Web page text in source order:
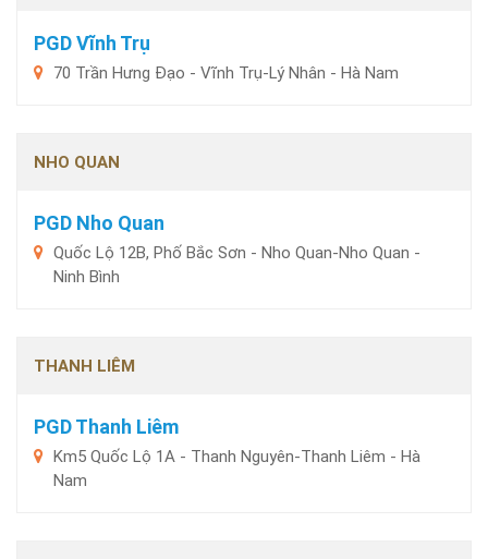
PGD Vĩnh Trụ
70 Trần Hưng Đạo - Vĩnh Trụ-Lý Nhân - Hà Nam
NHO QUAN
PGD Nho Quan
Quốc Lộ 12B, Phố Bắc Sơn - Nho Quan-Nho Quan -
Ninh Bình
THANH LIÊM
PGD Thanh Liêm
Km5 Quốc Lộ 1A - Thanh Nguyên-Thanh Liêm - Hà
Nam